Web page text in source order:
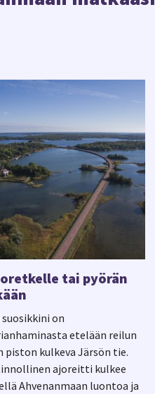
tai pyörän
suosikkini on
etelään reilun
piston kulkeva Järsön tie.
ajoreitti kulkee
Ahvenanmaan luontoa ja